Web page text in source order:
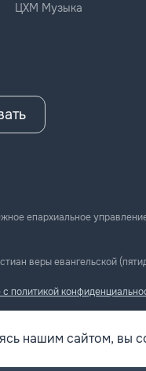
ЦХМ Музыка
епархиальное
веры евангельской
политикой
нашим сайтом, вы